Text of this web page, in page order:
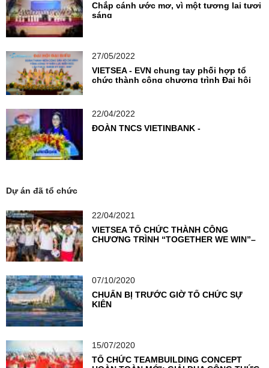
Chắp cánh ước mơ, vì một tương lai tươi
sáng
27/05/2022
VIETSEA - EVN chung tay phối hợp tổ
chức thành công chương trình Đại hội
22/04/2022
ĐOÀN TNCS VIETINBANK -
Dự án đã tổ chức
22/04/2021
VIETSEA TỔ CHỨC THÀNH CÔNG
CHƯƠNG TRÌNH “TOGETHER WE WIN”–
07/10/2020
CHUẨN BỊ TRƯỚC GIỜ TỔ CHỨC SỰ
KIỆN
15/07/2020
TỔ CHỨC TEAMBUILDING CONCEPT